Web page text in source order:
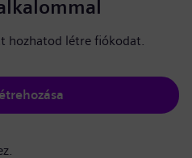
hozhatod létre fiókodat.